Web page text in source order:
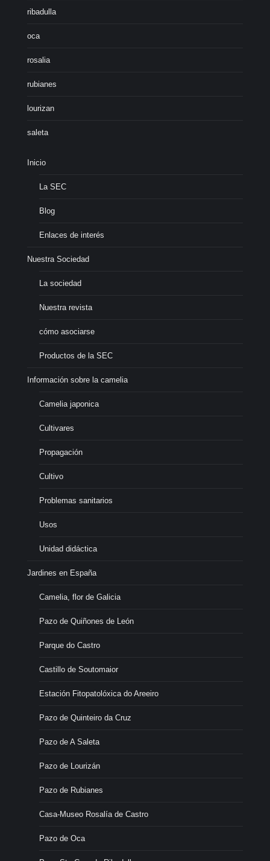
ribadulla
oca
rosalia
rubianes
lourizan
saleta
Inicio
La SEC
Blog
Enlaces de interés
Nuestra Sociedad
La sociedad
Nuestra revista
cómo asociarse
Productos de la SEC
Información sobre la camelia
Camelia japonica
Cultivares
Propagación
Cultivo
Problemas sanitarios
Usos
Unidad didáctica
Jardines en España
Camelia, flor de Galicia
Pazo de Quiñones de León
Parque do Castro
Castillo de Soutomaior
Estación Fitopatolóxica do Areeiro
Pazo de Quinteiro da Cruz
Pazo de A Saleta
Pazo de Lourizán
Pazo de Rubianes
Casa-Museo Rosalía de Castro
Pazo de Oca